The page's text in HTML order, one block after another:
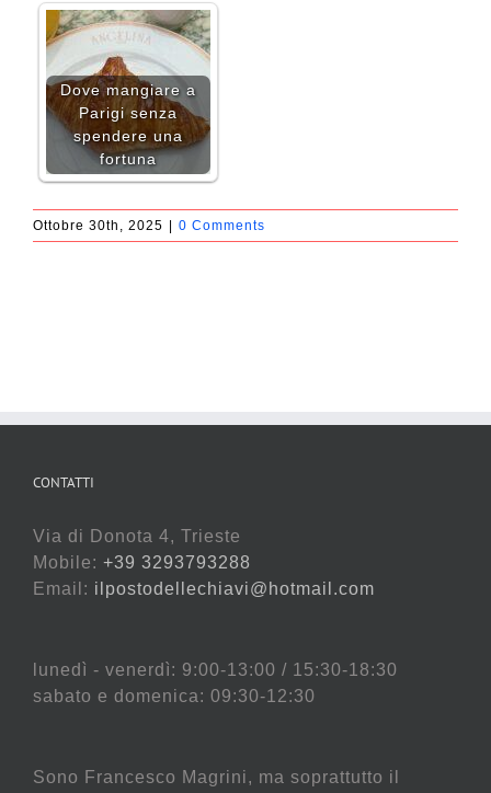
Dove mangiare a
Parigi senza
spendere una
fortuna
Ottobre 30th, 2025 0 Comments
CONTATTI
Via di Donota 4, Trieste
Mobile: +39 3293793288
Email: ilpostodellechiavi@hotmail.com
lunedì - venerdì: 9:00-13:00 / 15:30-18:30
sabato e domenica: 09:30-12:30
Sono Francesco Magrini, ma soprattutto il